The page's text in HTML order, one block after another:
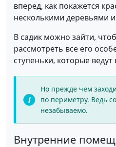
вперед, как покажется
несколькими деревьями
В садик можно зайти,
рассмотреть все его
ступеньки, которые ведут
Но прежде чем
по периметру. Ведь
незабываемо.
Внутренние